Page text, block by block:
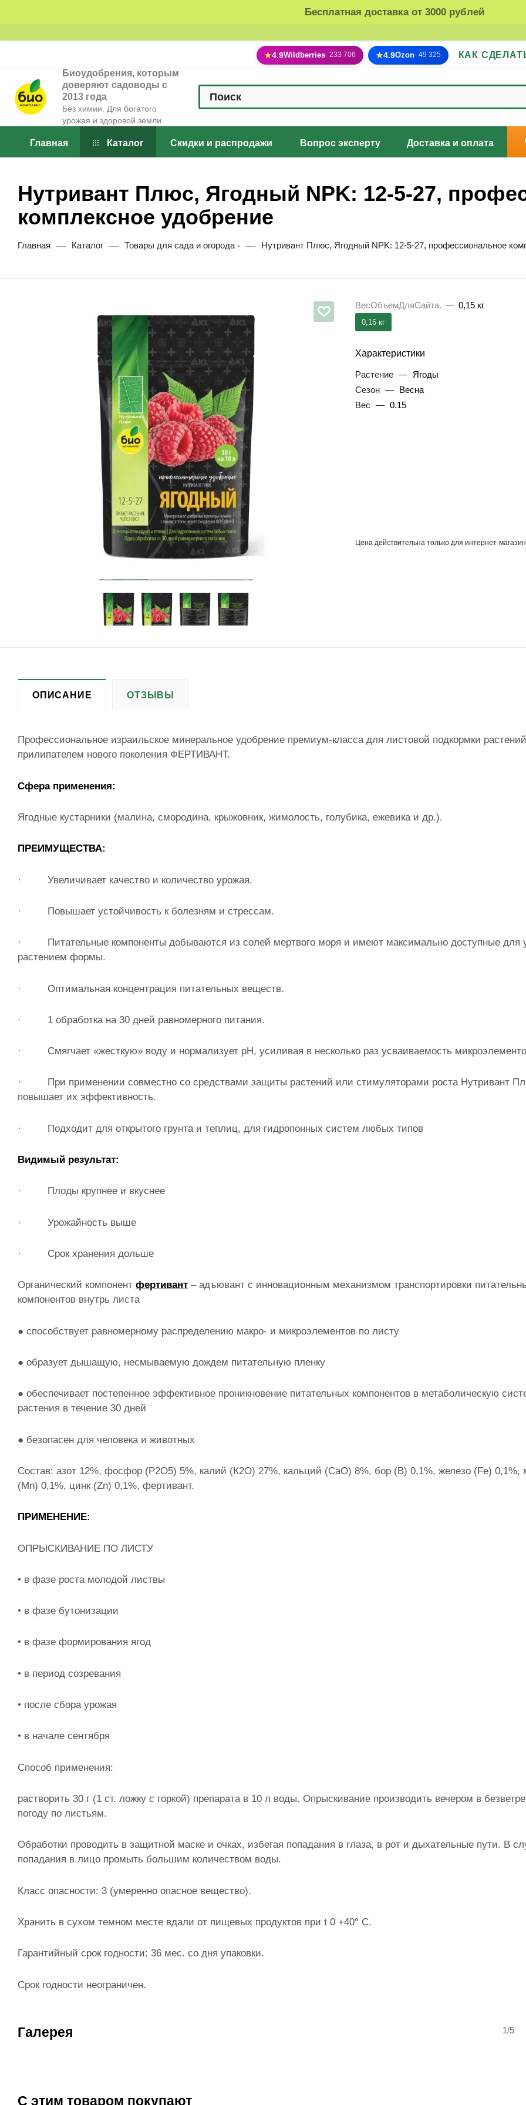
Бесплатная доставка от 3000 рублей
★4.9Wildberries· 233 706 ★4.9Ozon· 49 325 КАК
Биоудобрения, которым
доверяют садоводы с
2013 года
Без химии. Для богатого
урожая и здоровой земли
Главная Каталог Скидки и распродажи Вопрос эксперту Доставка и оплата
Нутривант Плюс, Ягодный NPK: 12-5-27,
комплексное удобрение
Главная — Каталог — Товары для сада и огорода — Нутривант Плюс, Ягодный NPK: 12-5-27, профессиональное
ВесОбъемДляСайта. — 0,15 кг
0,15 кг
Характеристики
Растение —
Ягоды
Сезон —
Весна
Вес
— 0.15
Цена действительна только для интернет-
ОПИСАНИЕ ОТЗЫВЫ
Профессиональное израильское минеральное удобрение премиум-класса для листовой подкормки
прилипателем нового поколения ФЕРТИВАНТ.
Сфера применения:
Ягодные кустарники (малина, смородина, крыжовник, жимолость, голубика, ежевика и др.).
ПРЕИМУЩЕСТВА:
· Увеличивает качество и количество урожая.
· Повышает устойчивость к болезням и стрессам.
· Питательные компоненты добываются из солей мертвого моря и имеют максимально доступные для
растением формы.
· Оптимальная концентрация питательных веществ.
· 1 обработка на 30 дней равномерного питания.
· Смягчает «жесткую» воду и нормализует pH, усиливая в несколько раз усваиваемость
· При применении совместно со средствами защиты растений или стимуляторами роста Нутривант
повышает их эффективность.
· Подходит для открытого грунта и теплиц, для гидропонных систем любых типов
Видимый результат:
· Плоды крупнее и вкуснее
· Урожайность выше
· Срок хранения дольше
Органический компонент фертивант – адъювант с инновационным механизмом транспортировки
компонентов внутрь листа
● способствует равномерному распределению макро- и микроэлементов по листу
● образует дышащую, несмываемую дождем питательную пленку
● обеспечивает постепенное эффективное проникновение питательных компонентов в метаболическую
растения в течение 30 дней
● безопасен для человека и животных
Состав: азот 12%, фосфор (Р2О5) 5%, калий (К2О) 27%, кальций (CaО) 8%, бор (В) 0,1%, железо (Fe) 0,1%,
(Mn) 0,1%, цинк (Zn) 0,1%, фертивант.
ПРИМЕНЕНИЕ:
ОПРЫСКИВАНИЕ ПО ЛИСТУ
• в фазе роста молодой листвы
• в фазе бутонизации
• в фазе формирования ягод
• в период созревания
• после сбора урожая
• в начале сентября
Способ применения:
растворить 30 г (1 ст. ложку с горкой) препарата в 10 л воды. Опрыскивание производить вечером в
погоду по листьям.
Обработки проводить в защитной маске и очках, избегая попадания в глаза, в рот и дыхательные пути. В
попадания в лицо промыть большим количеством воды.
Класс опасности: 3 (умеренно опасное вещество).
Хранить в сухом темном месте вдали от пищевых продуктов при t 0 +40° С.
Гарантийный срок годности: 36 мес. со дня упаковки.
Срок годности неограничен.
Галерея 1/5
С этим товаром покупают